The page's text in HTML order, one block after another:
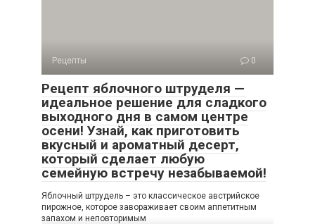
Рецепты 0
Рецепт яблочного штруделя —
идеальное решение для сладкого
выходного дня в самом центре
осени! Узнай, как приготовить
вкусный и ароматный десерт,
который сделает любую
семейную встречу незабываемой!
Яблочный штрудель – это классическое австрийское
пирожное, которое завораживает своим аппетитным
запахом и неповторимым